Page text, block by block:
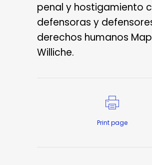
penal y hostigamiento
defensoras y
derechos humanos
Williche.
Print page